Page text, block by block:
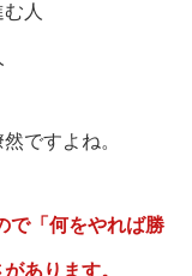
人
ですよね。
で「何をやれば勝
あります。